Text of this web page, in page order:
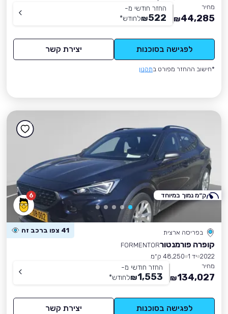
מחיר
44,285
₪
החזר חודשי מ-
522
₪לחודש*
לפגישה בסוכנות יצירת קשר
*חישוב ההחזר מפורט בתקנון
6
בפריסה ארצית 41 צפו ברכב זה
קופרה פורמנטורFORMENTOR
2022 יד 1
48,250 ק״מ
מחיר
134,027
₪
החזר חודשי מ-
1,553
₪לחודש*
לפגישה בסוכנות יצירת קשר
ק״מ נמוך במיוחד